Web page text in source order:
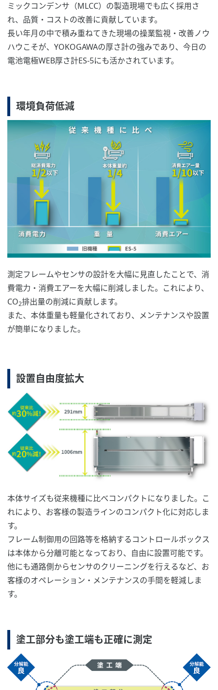
ミックコンデンサ（MLCC）の製造現場でも広く採用さ
れ、品質・コストの改善に貢献しています。
長い年月の中で積み重ねてきた現場の操業監視・改善ノウ
ハウこそが、YOKOGAWAの厚さ計の強みであり、今日の
電池電極WEB厚さ計ES-5にも活かされています。
環境負荷低減
測定フレームやセンサの設計を大幅に見直したことで、消
費電力・消費エアーを大幅に削減しました。これにより、
CO2排出量の削減に貢献します。
また、本体重量も軽量化されており、メンテナンスや設置
が簡単になりました。
設置自由度拡大
本体サイズも従来機種に比べコンパクトになりました。こ
れにより、お客様の製造ラインのコンパクト化に対応しま
す。
フレーム制御用の回路等を格納するコントロールボックス
は本体から分離可能となっており、自由に設置可能です。
他にも通路側からセンサのクリーニングを行えるなど、お
客様のオペレーション・メンテナンスの手間を軽減しま
す。
塗工部分も塗工端も正確に測定